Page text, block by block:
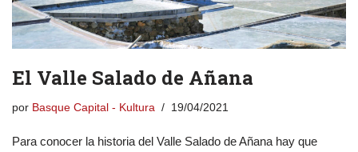
El Valle Salado de Añana
por Basque Capital - Kultura 19/04/2021
Para conocer la historia del Valle Salado de Añana hay que